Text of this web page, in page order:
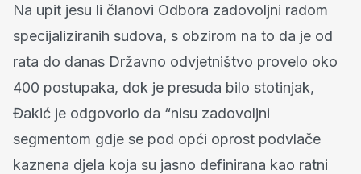
Na upit jesu li članovi Odbora zadovoljni radom
specijaliziranih sudova, s obzirom na to da je od
rata do danas Državno odvjetništvo provelo oko
400 postupaka, dok je presuda bilo stotinjak,
Đakić je odgovorio da “nisu zadovoljni
segmentom gdje se pod opći oprost podvlače
kaznena djela koja su jasno definirana kao ratni